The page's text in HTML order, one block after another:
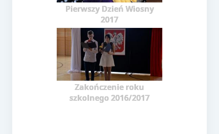
Pierwszy Dzień Wiosny
2017
Zakończenie roku
szkolnego 2016/2017